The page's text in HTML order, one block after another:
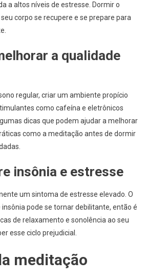
a altos níveis de estresse. Dormir o
corpo se recupere e se prepare para
a qualidade
regular, criar um ambiente propício
como cafeína e eletrônicos
dicas que podem ajudar a melhorar
como a meditação antes de dormir
insônia e estresse
um sintoma de estresse elevado. O
pode se tornar debilitante, então é
de relaxamento e sonolência ao seu
esse ciclo prejudicial.
meditação